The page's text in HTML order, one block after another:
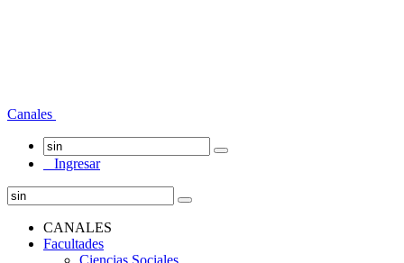
Canales
Ingresar
CANALES
Facultades
Ciencias Sociales